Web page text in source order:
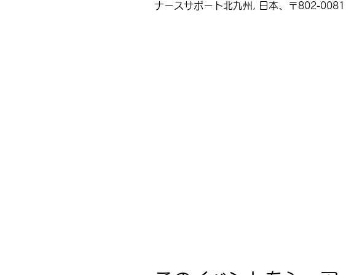
ナースサポート北九州, 日本、〒802-